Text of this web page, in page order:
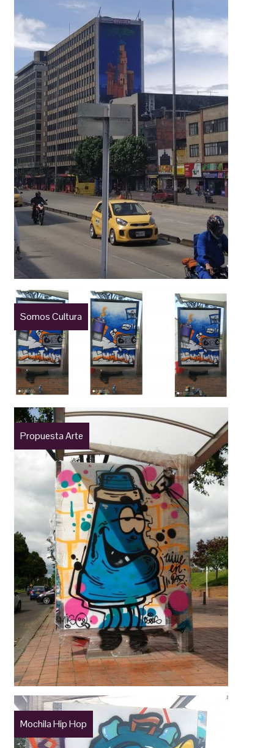
Somos Cultura
Propuesta Arte
Mochila Hip Hop